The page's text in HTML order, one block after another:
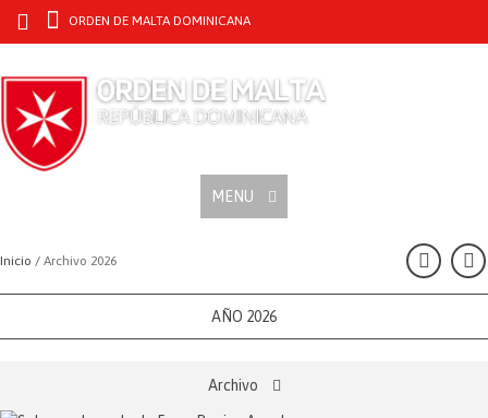
ORDEN DE MALTA DOMINICANA
MENU
Inicio / Archivo 2026
AÑO 2026
Archivo